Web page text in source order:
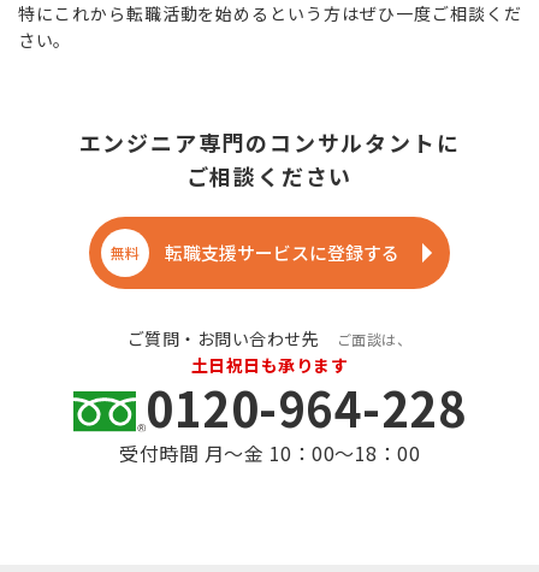
特にこれから転職活動を始めるという方はぜひ一度ご相談くだ
さい。
エンジニア専門のコンサルタントに
ご相談ください
無料 転職支援サービスに登録する
ご質問・お問い合わせ先 ご面談は、
土日祝日も承ります
0120-964-228
受付時間 月～金 10：00～18：00